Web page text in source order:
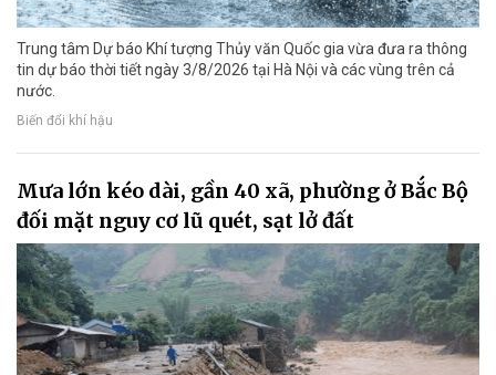
Trung tâm Dự báo Khí tượng Thủy văn Quốc gia vừa đưa ra thông
tin dự báo thời tiết ngày 3/8/2026 tại Hà Nội và các vùng trên cả
nước.
Biến đổi khí hậu
Mưa lớn kéo dài, gần 40 xã, phường ở Bắc Bộ
đối mặt nguy cơ lũ quét, sạt lở đất